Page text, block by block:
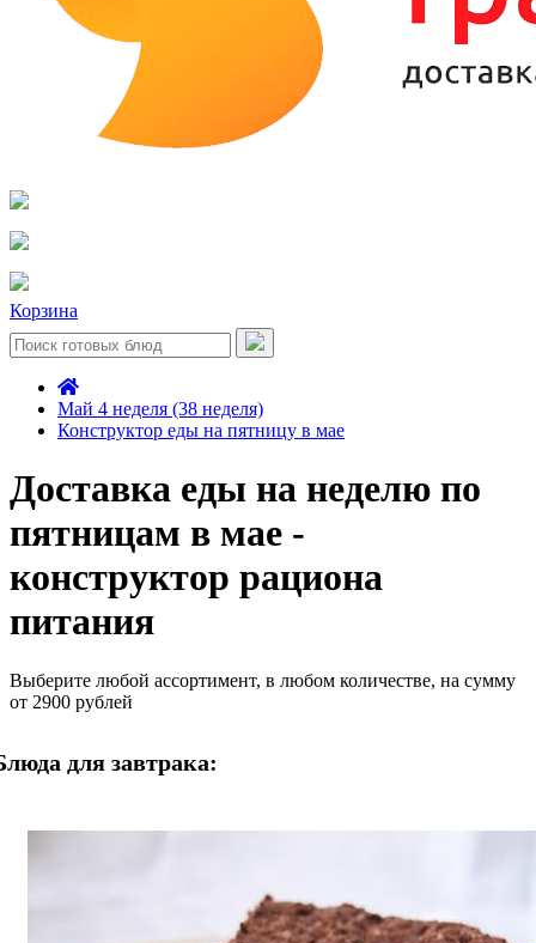
Корзина
Май 4 неделя (38 неделя)
Конструктор еды на пятницу в мае
Доставка еды на неделю по
пятницам в мае -
конструктор рациона
питания
Выберите любой ассортимент, в любом количестве, на сумму
от 2900 рублей
для завтрака: